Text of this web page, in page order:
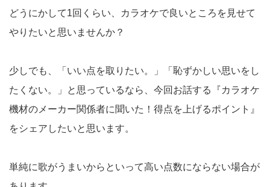
どうにかして1回くらい、カラオケで良いところを見せて
やりたいと思いませんか？
少しでも、「いい点を取りたい。」「恥ずかしい思いをし
たくない。」と思っているなら、今回お話する『カラオケ
機材のメーカー関係者に聞いた！得点を上げるポイント』
をシェアしたいと思います。
単純に歌がうまいからといって高い点数にならない場合が